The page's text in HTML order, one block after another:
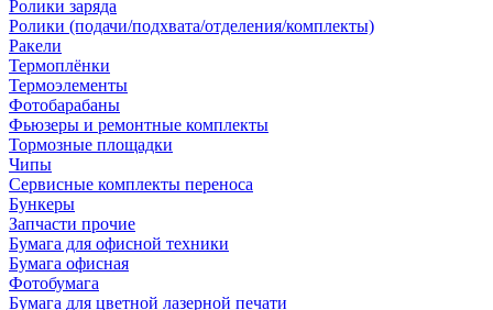
Ролики заряда
Ролики (подачи/подхвата/отделения/комплекты)
Ракели
Термоплёнки
Термоэлементы
Фотобарабаны
Фьюзеры и ремонтные комплекты
Тормозные площадки
Чипы
Сервисные комплекты переноса
Бункеры
Запчасти прочие
Бумага для офисной техники
Бумага офисная
Фотобумага
Бумага для цветной лазерной печати